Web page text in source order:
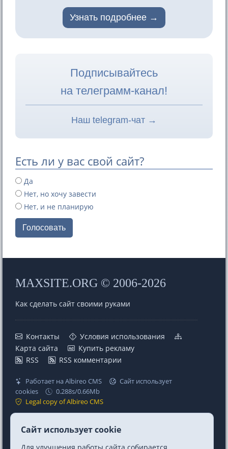
Узнать подробнее
Подписывайтесь
на телеграмм-канал!
Наш telegram-чат →
Есть ли у вас свой сайт?
Да
Нет, но хочу завести
Нет, и не планирую
Голосовать
MAXSITE.ORG © 2006-2026
Как сделать сайт своими руками
Контакты
Условия использования
Карта сайта
Купить рекламу
RSS
RSS комментарии
Работает на Albireo CMS
Сайт использует
cookies
0.288s/0.66Mb
Legal copy of Albireo CMS
Проекты
MaxSite CMS
Ссылки
Telegram
Сайт использует cookie